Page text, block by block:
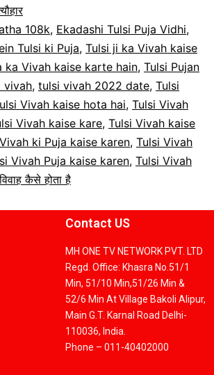
108k, Ekadashi Tulsi Puja Vidhi,
Tulsi ki Puja, Tulsi ji ka Vivah kaise
ka Vivah kaise karte hain, Tulsi Pujan
vivah, tulsi vivah 2022 date, Tulsi
Vivah kaise hota hai, Tulsi Vivah
Vivah kaise kare, Tulsi Vivah kaise
ki Puja kaise karen, Tulsi Vivah
Vivah Puja kaise karen, Tulsi Vivah
कैसे होता है
Contact US
MH ONE TV NETWORK PVT. LTD
Regd. Office: Khasra No.51/1
Min, 51/10 Min,51/26 Min &
52/6 Min At Village Bakoli Alipur,
Main G.T. Karnal Road Delhi-
110036, India.
Phone – 011-40402000